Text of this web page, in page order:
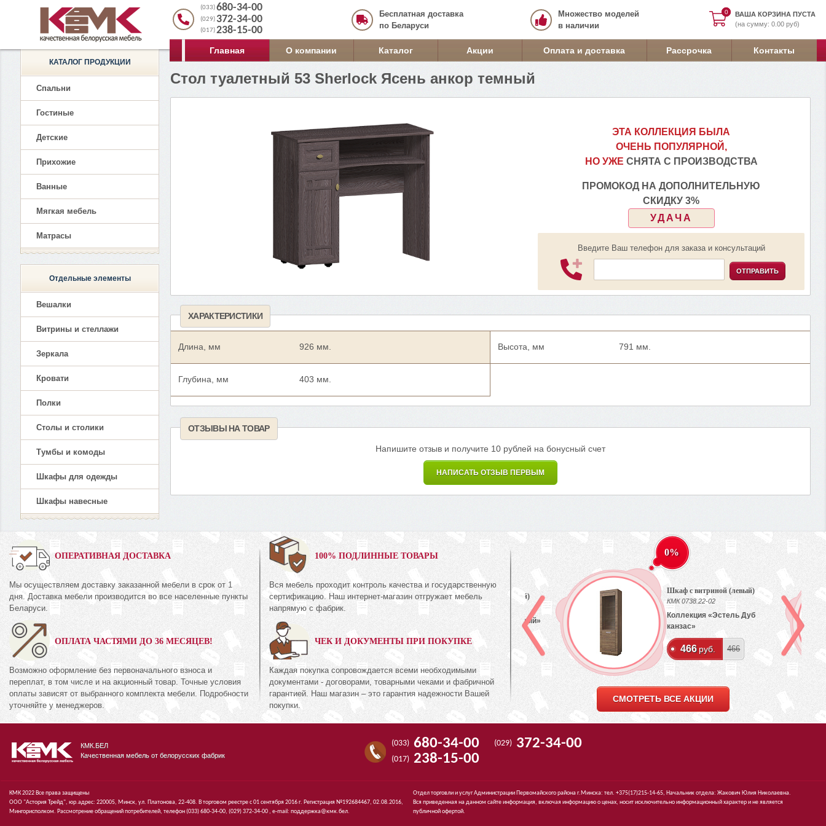
0
0
ВАША КОРЗИНА ПУСТА
(на сумму: 0.00 руб)
(033)680-34-00
(029) 372-34-00
(017)238-15-00
Бесплатная доставка
по Беларуси
Множество моделей
в наличии
Главная О компании Каталог Акции Оплата и доставка Рассрочка Контакты
Стол туалетный 53 Sherlock Ясень анкор темный
ЭТА КОЛЛЕКЦИЯ БЫЛА
ОЧЕНЬ ПОПУЛЯРНОЙ,
НО УЖЕ СНЯТА С ПРОИЗВОДСТВА
ПРОМОКОД НА ДОПОЛНИТЕЛЬНУЮ
СКИДКУ 3%
УДАЧА
Введите Ваш телефон для заказа и консультаций
ОТПРАВИТЬ
ХАРАКТЕРИСТИКИ
Длина, мм 926 мм.
Глубина, мм 403 мм.
Высота, мм 791 мм.
ОТЗЫВЫ НА ТОВАР
Напишите отзыв и получите 10 рублей на бонусный счет
НАПИСАТЬ ОТЗЫВ ПЕРВЫМ
КАТАЛОГ ПРОДУКЦИИ
Спальни
Гостиные
Детские
Прихожие
Ванные
Мягкая мебель
Матрасы
Отдельные элементы
Вешалки
Витрины и стеллажи
Зеркала
Кровати
Полки
Столы и столики
Тумбы и комоды
Шкафы для одежды
Шкафы навесные
ОПЕРАТИВНАЯ ДОСТАВКА
Мы осуществляем доставку заказанной мебели в срок от 1
дня. Доставка мебели производится во все населенные пункты
Беларуси.
ОПЛАТА ЧАСТЯМИ ДО 36 МЕСЯЦЕВ!
Возможно оформление без первоначального взноса и
переплат, в том числе и на акционный товар. Точные условия
оплаты зависят от выбранного комплекта мебели. Подробности
уточняйте у менеджеров.
100% ПОДЛИННЫЕ ТОВАРЫ
Вся мебель проходит контроль качества и государственную
сертификацию. Наш интернет-магазин отгружает мебель
напрямую с фабрик.
ЧЕК И ДОКУМЕНТЫ ПРИ ПОКУПКЕ
Каждая покупка сопровождается всеми необходимыми
документами - договорами, товарными чеками и фабричной
гарантией. Наш магазин – это гарантия надежности Вашей
покупки.
«Амелия Орех
руб. 894
Шкаф для одежды
Коллекция «Риксос»
1 395
0%
Шкаф с витриной (правый)
Коллекция «Эстель Белый»
511руб.
0%
Шкаф с витриной (левый)
КМК 0738.22-02
Коллекция «Эстель Дуб
канзас»
466 руб. 466
СМОТРЕТЬ ВСЕ АКЦИИ
КМК.БЕЛ
Качественная мебель от белорусских фабрик
(033) 680-34-00 (029) 372-34-00
(017) 238-15-00
КМК 2022 Все права защищены
ООО "Астория Трейд", юр.адрес: 220005, Минск, ул. Платонова, 22-408. В торговом реестре с 01 сентября 2016 г. Регистрация №192684467, 02.08.2016,
Мингорисполком. Рассмотрение обращений потребителей, телефон(033)680-34-00, (029)372-34-00 , e-mail: поддержка@кмк.бел.
Отдел торговли и услуг Администрации Первомайского района г.Минска: тел. +375(17)215-14-65, Начальник отдела: Жакович Юлия Николаевна.
Вся приведенная на данном сайте информация, включая информацию о ценах, носит исключительно информационный характер и не является
публичной офертой.